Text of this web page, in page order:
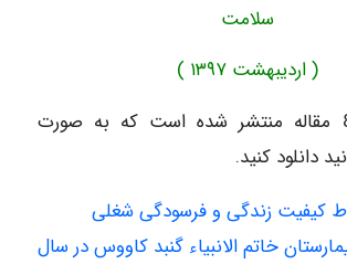
سلامت
( اردیبهشت ۱۳۹۷ )
در این دوره 8 مقاله منتشر شده است که به صورت
دانلود کنید.
کیفیت زندگی و فرسودگی شغلی
خاتم الانبیاء گنبد کاووس در سال